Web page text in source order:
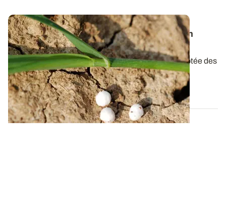
Blé tendre - Les Vrai/Faux de la fertilisation
azotée
Pour chasser les idées reçues sur la fertilisation azotée des
céréales à paille, ARVALIS –...
24 MARS 2022